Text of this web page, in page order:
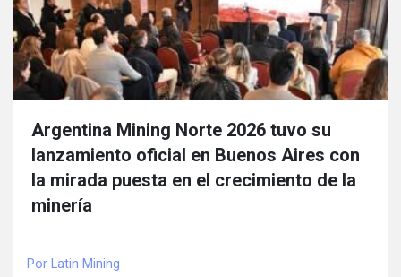
Argentina Mining Norte 2026 tuvo su
lanzamiento oficial en Buenos Aires con
la mirada puesta en el crecimiento de la
minería
Por Latin Mining